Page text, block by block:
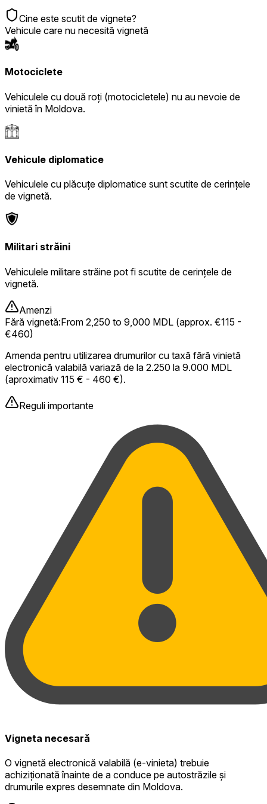
Cine este scutit de vignete?
Vehicule care nu necesită vignetă
Motociclete
Vehiculele cu două roți (motocicletele) nu au nevoie de
vinietă în Moldova.
Vehicule diplomatice
Vehiculele cu plăcuțe diplomatice sunt scutite de cerințele
de vignetă.
Militari străini
Vehiculele militare străine pot fi scutite de cerințele de
vignetă.
Amenzi
Fără vignetă:From 2,250 to 9,000 MDL (approx. €115 -
€460)
Amenda pentru utilizarea drumurilor cu taxă fără vinietă
electronică valabilă variază de la 2.250 la 9.000 MDL
(aproximativ 115 € - 460 €).
Reguli importante
Vigneta necesară
O vignetă electronică valabilă (e-vinieta) trebuie
achiziționată înainte de a conduce pe autostrăzile și
drumurile expres desemnate din Moldova.